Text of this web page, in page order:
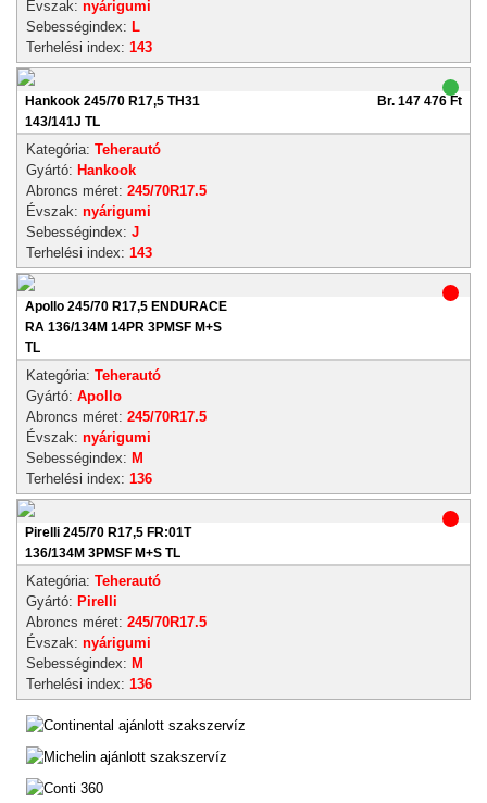
Évszak: nyárigumi
Sebességindex: L
Terhelési index: 143
Hankook 245/70 R17,5 TH31
143/141J TL
Br. 147 476 Ft
Kategória: Teherautó
Gyártó: Hankook
Abroncs méret: 245/70R17.5
Évszak: nyárigumi
Sebességindex: J
Terhelési index: 143
Apollo 245/70 R17,5 ENDURACE
RA 136/134M 14PR 3PMSF M+S
TL
Kategória: Teherautó
Gyártó: Apollo
Abroncs méret: 245/70R17.5
Évszak: nyárigumi
Sebességindex: M
Terhelési index: 136
Pirelli 245/70 R17,5 FR:01T
136/134M 3PMSF M+S TL
Kategória: Teherautó
Gyártó: Pirelli
Abroncs méret: 245/70R17.5
Évszak: nyárigumi
Sebességindex: M
Terhelési index: 136